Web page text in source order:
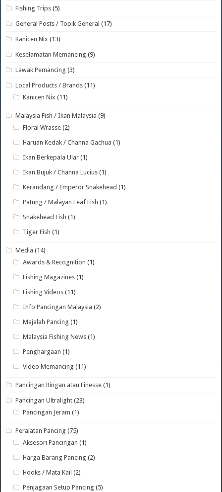
Fishing Trips (5)
General Posts / Topik General (17)
Kanicen Nix (13)
Keselamatan Memancing (9)
Lawak Pemancing (3)
Local Products / Brands (11)
Kanicen Nix (11)
Malaysia Fish / Ikan Malaysia (9)
Floral Wrasse (2)
Haruan Kedak / Channa Gachua (1)
Ikan Berkepala Ular (1)
Ikan Bujuk / Channa Lucius (1)
Kerandang / Emperor Snakehead (1)
Patung / Malayan Leaf Fish (1)
Snakehead Fish (1)
Tiger Fish (1)
Media (14)
Awards & Recognition (1)
Fishing Magazines (1)
Fishing Videos (11)
Info Pancingan Malaysia (2)
Majalah Pancing (1)
Malaysia Fishing News (1)
Penghargaan (1)
Video Memancing (11)
Pancingan Ringan atau Finesse (1)
Pancingan Ultralight (23)
Pancingan Jeram (1)
Peralatan Pancing (75)
Aksesori Pancingan (1)
Harga Barang Pancing (2)
Hooks / Mata Kail (2)
Penjagaan Setup Pancing (5)